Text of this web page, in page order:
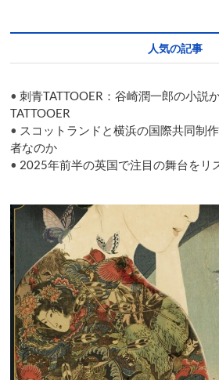
the
Avignon
Festival
人気の記事
•刺青TATTOOER：谷崎潤一郎の小説
TATTOOER
• スコットランドと横浜の国際共同制
者なのか
• 2025年前半の英国で注目の舞台をリ